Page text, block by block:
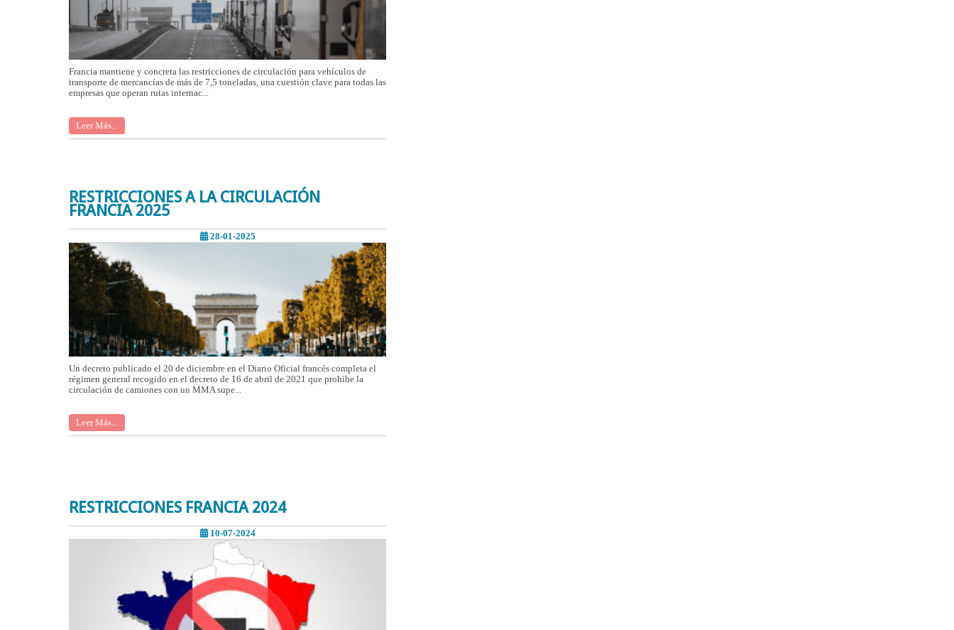
Francia mantiene y concreta las restricciones de circulación para vehículos de
transporte de mercancías de más de 7,5 toneladas, una cuestión clave para todas las
empresas que operan rutas internac...
Leer Más...
RESTRICCIONES A LA CIRCULACIÓN
FRANCIA 2025
28-01-2025
Un decreto publicado el 20 de diciembre en el Diario Oficial francés completa el
régimen general recogido en el decreto de 16 de abril de 2021 que prohíbe la
circulación de camiones con un MMA supe...
Leer Más...
RESTRICCIONES FRANCIA 2024
10-07-2024